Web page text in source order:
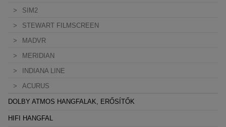
SIM2
STEWART FILMSCREEN
MADVR
MERIDIAN
INDIANA LINE
ACURUS
DOLBY ATMOS HANGFALAK, ERŐSÍTŐK
HIFI HANGFAL